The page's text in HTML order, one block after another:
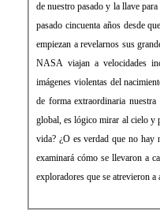
de nuestro pasado y la llave
pasado cincuenta años desde
empiezan a revelarnos sus
NASA viajan a velocidades
imágenes violentas del
de forma extraordinaria
global, es lógico mirar al cielo y
vida? ¿O es verdad que no hay
examinará cómo se llevaron a
exploradores que se atrevieron